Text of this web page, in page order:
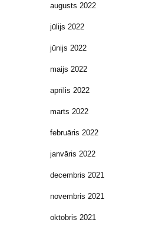
augusts 2022
jūlijs 2022
jūnijs 2022
maijs 2022
aprīlis 2022
marts 2022
februāris 2022
janvāris 2022
decembris 2021
novembris 2021
oktobris 2021